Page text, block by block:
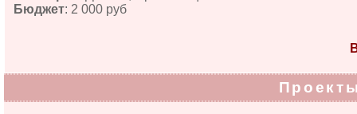
Бюджет: 2 000 руб